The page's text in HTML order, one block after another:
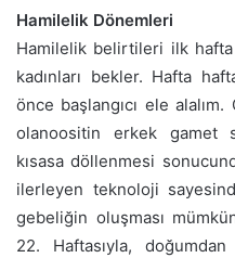
Hamilelik Dönemleri
Hamilelik belirtileri ilk
kadınları bekler. Hafta
önce başlangıcı ele
olanoositin erkek gamet
kısasa döllenmesi
ilerleyen teknoloji
gebeliğin oluşması
22. Haftasıyla,